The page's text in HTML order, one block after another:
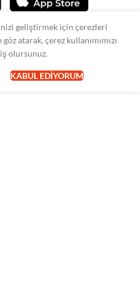
geliştirmek için çerezleri
atarak, çerez kullanımımızı
olursunuz.
KABUL EDIYORUM